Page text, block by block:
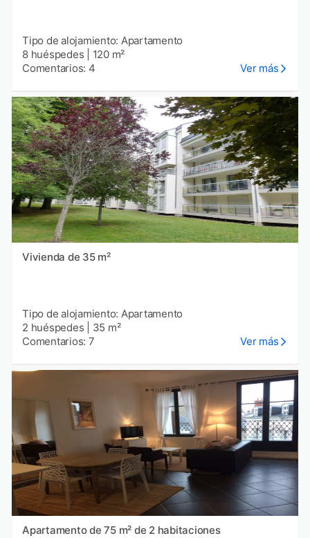
Tipo de alojamiento: Apartamento
8 huéspedes
120 m²
Comentarios: 4
Ver más
Vivienda de 35 m²
Tipo de alojamiento: Apartamento
2 huéspedes
35 m²
Comentarios: 7
Ver más
Apartamento de 75 m² de 2 habitaciones